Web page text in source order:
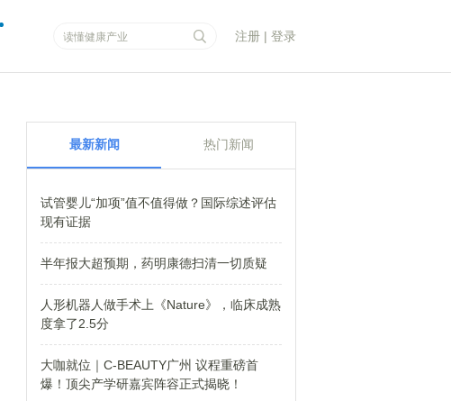
注册 | 登录
最新新闻 热门新闻
试管婴儿“加项”值不值得做？国际综述评估
现有证据
半年报大超预期，药明康德扫清一切质疑
人形机器人做手术上《Nature》，临床成熟
度拿了2.5分
大咖就位｜C-BEAUTY广州 议程重磅首
爆！顶尖产学研嘉宾阵容正式揭晓！